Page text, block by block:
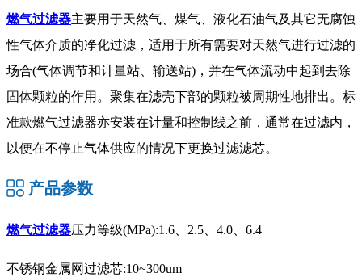
燃气过滤器主要用于天然气、煤气、液化石油气及其它无腐蚀
性气体介质的净化过滤，适用于所有需要对天然气进行过滤的
场合(气体调节和计量站、输送站)，并在气体流动中起到去除
固体颗粒的作用。聚集在滤壳下部的颗粒被周期性地排出。标
准款燃气过滤器亦安装在计量和控制线之前，通常在过滤内，
以便在不停止气体供应的情况下更换过滤滤芯。
产品参数
燃气过滤器压力等级(MPa):1.6、2.5、4.0、6.4
不锈钢金属网过滤芯:10~300um